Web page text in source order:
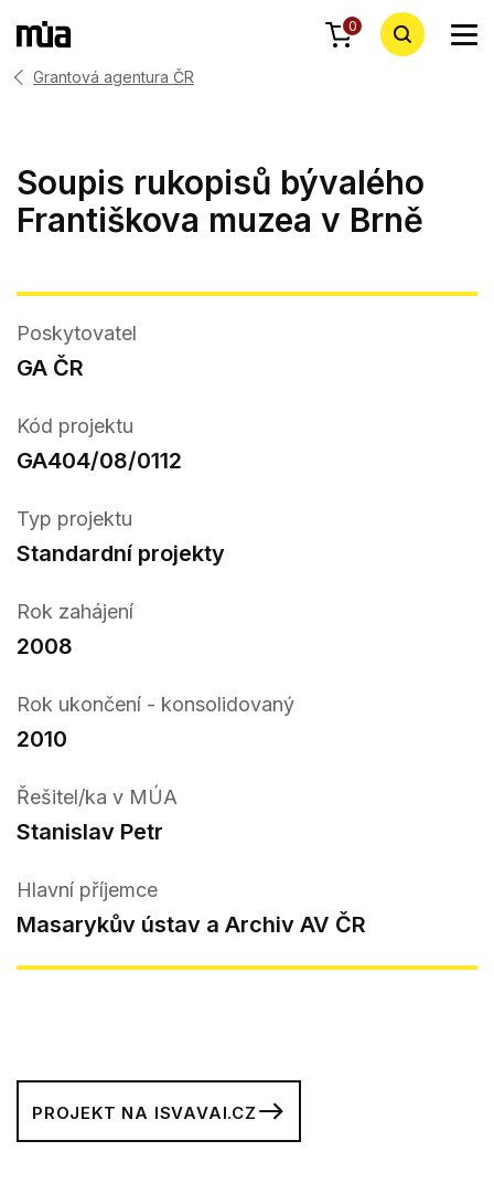
0
Grantová agentura ČR
Soupis rukopisů bývalého
Františkova muzea v Brně
Poskytovatel
GA ČR
Kód projektu
GA404/08/0112
Typ projektu
Standardní projekty
Rok zahájení
2008
Rok ukončení - konsolidovaný
2010
Řešitel/ka v MÚA
Stanislav Petr
Hlavní příjemce
Masarykův ústav a Archiv AV ČR
PROJEKT NA ISVAVAI.CZ